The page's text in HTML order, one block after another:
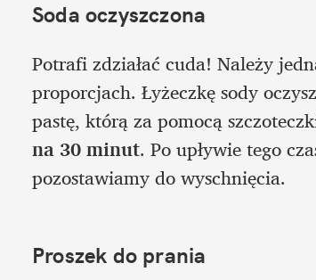
Soda oczyszczona
Potrafi zdziałać cuda! Należy
proporcjach. Łyżeczkę sody
pastę, którą za pomocą
na 30 minut. Po upływie tego
pozostawiamy do wyschnięcia.
Proszek do prania